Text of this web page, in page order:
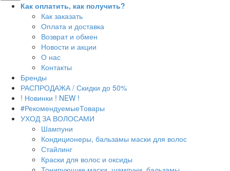
Как оплатить, как получить?
Как заказать
Оплата и доставка
Возврат и обмен
Новости и акции
О нас
Контакты
Бренды
РАСПРОДАЖА / Скидки до 50%
! Новинки ! NEW !
#РекомендуемыеТовары
УХОД ЗА ВОЛОСАМИ
Шампуни
Кондиционеры, бальзамы маски для волос
Стайлинг
Краски для волос и оксиды